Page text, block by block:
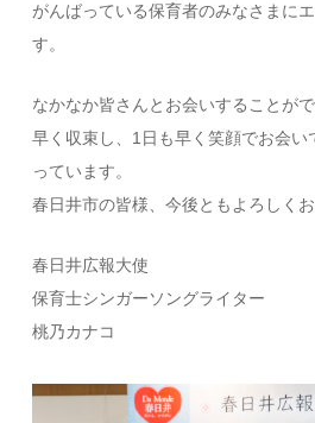
がんばっている保育者のみなさまに
す。
なかなか皆さんとお会いすることが
早く収束し、1日も早く笑顔でお会
っています。
春日井市の皆様、今後ともよろしく
春日井広報大使
保育士シンガーソングライター
桃乃カナコ